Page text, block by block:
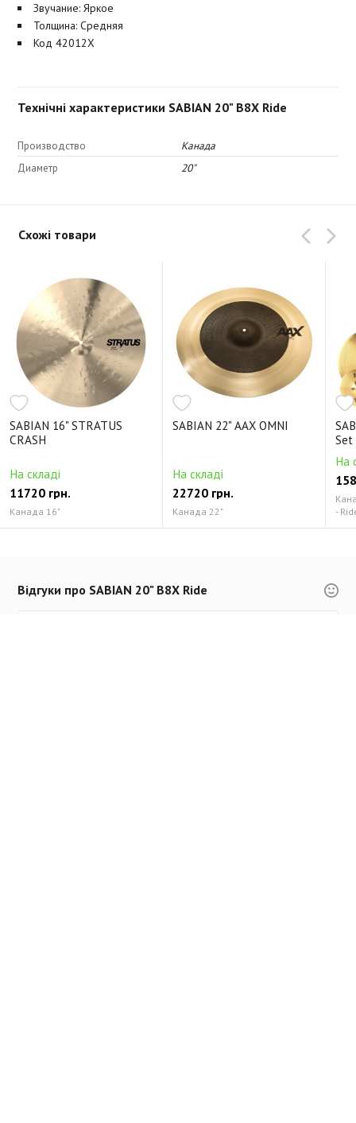
Звучание: Яркое
Толщина: Средняя
Код 42012X
Технічні характеристики SABIAN 20" B8X Ride
Производство
Канада
Диаметр
20"
Схожі товари
SABIAN 16" STRATUS
CRASH
На складі
11720 грн.
Канада 16"
SABIAN 22" AAX OMNI
На складі
22720 грн.
Канада 22"
Set
На
-
Відгуки про SABIAN 20" B8X Ride